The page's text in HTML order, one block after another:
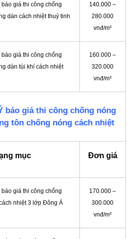
giá thi công chống
dán cách nhiệt thuỷ tinh
140.000 –
280.000
vnđ/m²
giá thi công chống
dán túi khí cách nhiệt
160.000 –
320.000
vnđ/m²
báo giá thi công chống nóng
tôn chống nóng cách nhiệt
mục Đơn giá
giá thi công chống
nhiệt 3 lớp Đông Á
170.000 –
300.000
vnđ/m²